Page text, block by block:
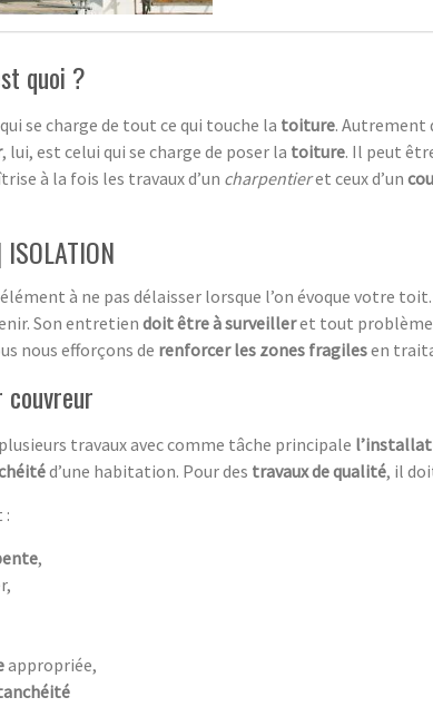
quoi ?
se charge de tout ce qui touche la toiture. Autrement
, lui, est celui qui se charge de poser la toiture. Il peut
à la fois les travaux d’un charpentieret ceux d’un
à ne pas délaisser lorsque l’on évoque votre
Son entretien doit être à surveilleret tout problème
nous efforçons de renforcer les zones fragilesen
couvreur
travaux avec comme tâche principale
d’une habitation. Pour des travaux de qualité, il
:
,
appropriée,